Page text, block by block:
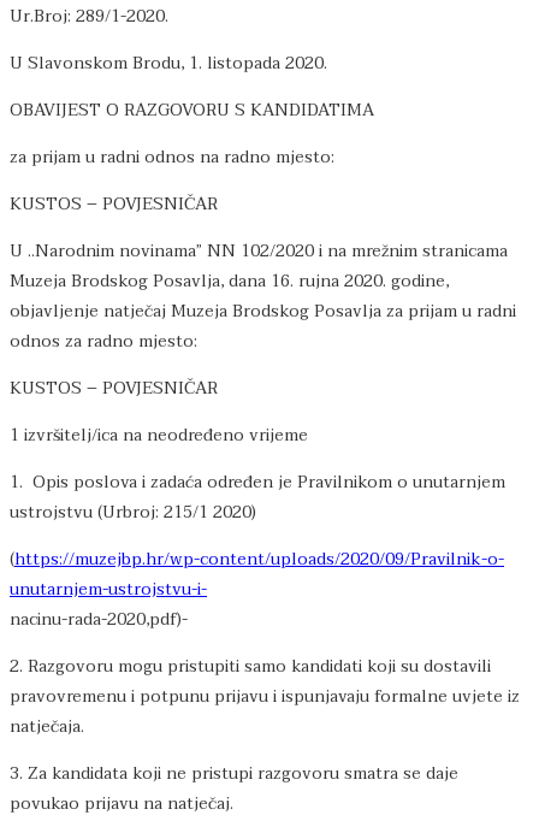
Ur.Broj: 289/1-2020.
U Slavonskom Brodu, 1. listopada 2020.
OBAVIJEST O RAZGOVORU S KANDIDATIMA
za prijam u radni odnos na radno mjesto:
KUSTOS – POVJESNIČAR
U ..Narodnim novinama” NN 102/2020 i na mrežnim stranicama
Muzeja Brodskog Posavlja, dana 16. rujna 2020. godine,
objavljenje natječaj Muzeja Brodskog Posavlja za prijam u radni
odnos za radno mjesto:
KUSTOS – POVJESNIČAR
1 izvršitelj/ica na neodređeno vrijeme
1. Opis poslova i zadaća određen je Pravilnikom o unutarnjem
ustrojstvu (Urbroj: 215/1 2020)
(https://muzejbp.hr/wp-content/uploads/2020/09/Pravilnik-o-
unutarnjem-ustrojstvu-i-
nacinu-rada-2020,pdf)-
2. Razgovoru mogu pristupiti samo kandidati koji su dostavili
pravovremenu i potpunu prijavu i ispunjavaju formalne uvjete iz
natječaja.
3. Za kandidata koji ne pristupi razgovoru smatra se daje
povukao prijavu na natječaj.